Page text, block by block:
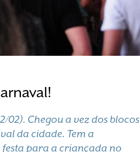
02). Chegou a vez dos blocos
da cidade. Tem a
festa para a criançada no